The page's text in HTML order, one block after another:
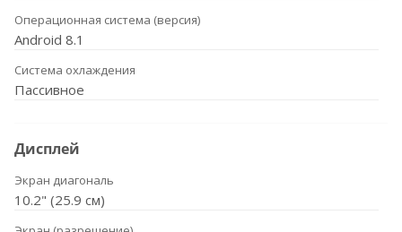
Операционная система (версия)
Android 8.1
Система охлаждения
Пассивное
Дисплей
Экран диагональ
10.2" (25.9 см)